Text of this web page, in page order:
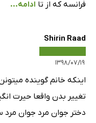
فرانسه که از تا ادامه...
Shirin Raad
۱۳۹۸/۰۷/۱۹
اینکه خانم گوینده
تغییر بدن واقعا حیرت
دختر جوان مرد جوان مرد